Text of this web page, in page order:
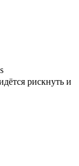
рискнуть и